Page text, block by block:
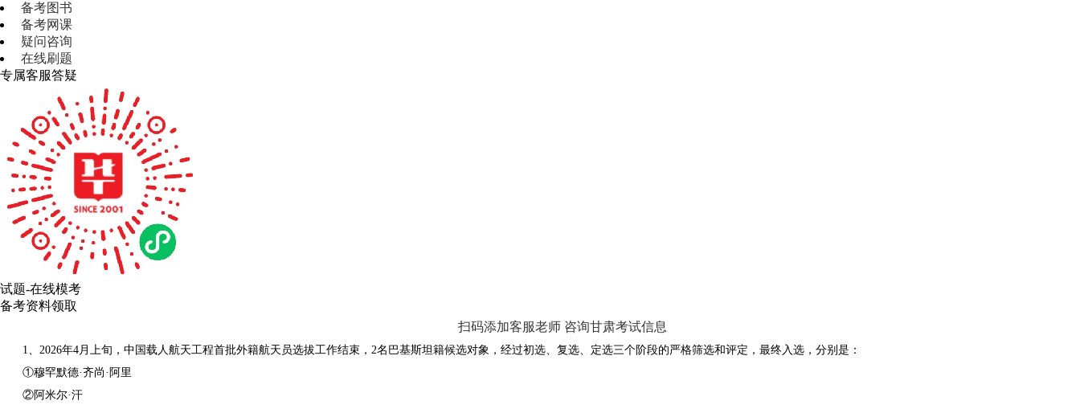
备考图书
备考网课
疑问咨询
在线刷题
专属客服答疑
试题-在线模考
备考资料领取
扫码添加客服老师 咨询甘肃考试信息
1、2026年4月上旬，中国载人航天工程首批外籍航天员选拔工作结束，2名巴基斯坦籍候选对象，经过初选、复选、定选三个阶段的严格筛选和评定，最终入选，分别是：
①穆罕默德·齐尚·阿里
②阿米尔·汗